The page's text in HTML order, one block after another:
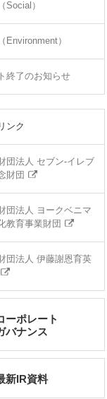
Social）
Environment）
終了のお知らせ
ンク
団法人 セブン‐イレブ
財団
団法人 ヨークベニマ
教育事業財団
団法人 伊藤謝恩育英
ーポレート
バナンス
新IR資料